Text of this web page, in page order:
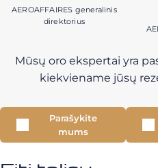
AEROAFFAIRES generalinis
direktorius
Mūsų oro ekspertai yra
kiekviename jūsų
Parašykite
mums